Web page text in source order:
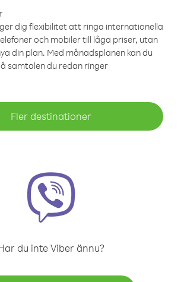
dig flexibilitet att ringa internationella
och mobiler till låga priser, utan
din plan. Med månadsplanen kan du
samtalen du redan ringer
Fler destinationer
du inte Viber ännu?